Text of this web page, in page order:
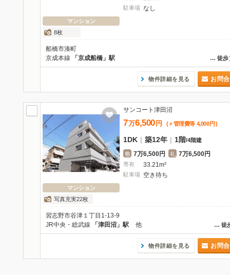
マンション
8枚
駐車場 なし
船橋市湊町
… 徒歩
京成本線 「京成船橋」駅
物件詳細を見る お問
マンション
写真充実22枚
サンコート津田沼
7万6,500 円 (＋管理費等 4,000 円 )
1DK | 築12年 | 1階/4階建
敷 7万6,500円 礼 7万6,500円
専有 33.21m²
駐車場 空き待ち
習志野市谷津１丁目1-13-9
… 徒
JR中央・総武線 「津田沼」駅 他
物件詳細を見る お問